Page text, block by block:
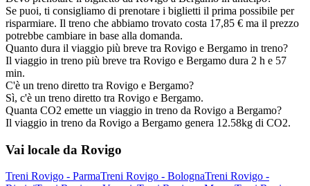
Se puoi, ti consigliamo di prenotare i biglietti il prima possibile per
risparmiare. Il treno che abbiamo trovato costa 17,85 € ma il prezzo
potrebbe cambiare in base alla domanda.
Quanto dura il viaggio più breve tra Rovigo e Bergamo in treno?
Il viaggio in treno più breve tra Rovigo e Bergamo dura 2 h e 57
min.
C'è un treno diretto tra Rovigo e Bergamo?
Sì, c'è un treno diretto tra Rovigo e Bergamo.
Quanta CO2 emette un viaggio in treno da Rovigo a Bergamo?
Il viaggio in treno da Rovigo a Bergamo genera 12.58kg di CO2.
Vai locale da Rovigo
Treni Rovigo - ParmaTreni Rovigo - BolognaTreni Rovigo -